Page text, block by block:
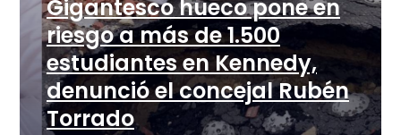
Gigantesco hueco pone en
riesgo a más de 1.500
estudiantes en Kennedy,
denunció el concejal Rubén
Torrado